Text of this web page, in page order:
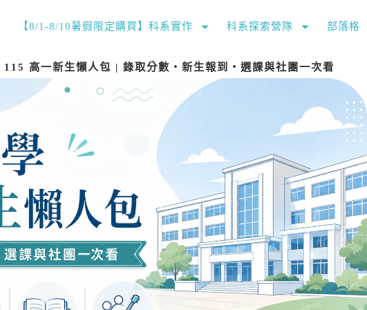
【8/1-8/10暑假限定購買】科系實作 科系探索營隊 部落格
115 高一新生懶人包 | 錄取分數・新生報到・選課與社團一次看